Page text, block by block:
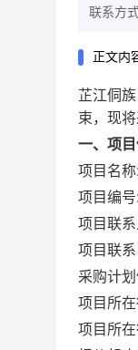
联系方
正文内
芷江侗
束，现
一、项
项目名称:
项目编号:
项目联系
项目联
采购计划
项目所
项目所